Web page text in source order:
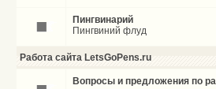
Пингвинарий
Пингвиний флуд
Работа сайта LetsGoPens.ru
Вопросы и предложения по